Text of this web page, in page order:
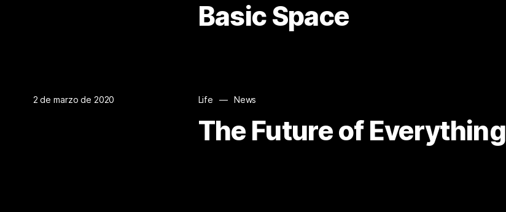
Basic Space
Life — News
The Future of Everything
2 de marzo de 2020